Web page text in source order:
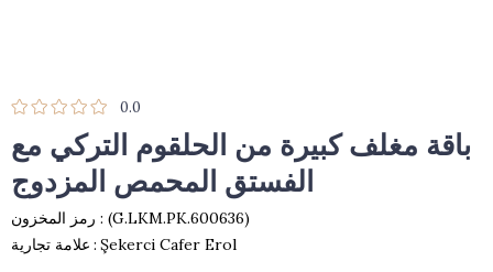
0.0
باقة مغلف كبيرة من الحلقوم التركي مع
الفستق المحمص المزدوج
رمز المخزون
(G.LKM.PK.600636)
علامة تجارية : Şekerci Cafer Erol